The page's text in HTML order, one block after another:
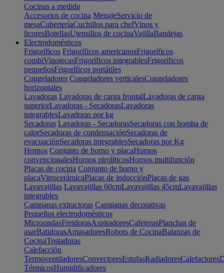
Cocinas a medida
Accesorios de cocina MenajeServicio de
mesaCuberteríaCuchillos para chefVinos y
licoresBotellasUtensilios de cocinaVajillaBandejas
Electrodomésticos
Frigoríficos Frigoríficos americanosFrigoríficos
combiVinotecasFrigoríficos integrablesFrigoríficos
pequeñosFrigoríficos portátiles
Congeladores Congeladores verticalesCongeladores
horizontales
Lavadoras Lavadoras de carga frontalLavadoras de carga
superiorLavadoras - SecadorasLavadoras
integrablesLavadoras por kg
Secadoras Lavadoras - SecadorasSecadoras con bomba de
calorSecadoras de condensaciónSecadoras de
evacuaciónSecadoras integrablesSecadoras por Kg
Hornos Conjunto de horno y placaHornos
convencionalesHornos pirolíticosHornos multifunción
Placas de cocina Conjunto de horno y
placaVitrocerámicaPlacas de inducciónPlacas de gas
Lavavajillas Lavavajillas 60cmLavavajillas 45cmLavavajillas
integrables
Campanas extractoras Campanas decorativas
Pequeños electrodomésticos
MicroondasFreidorasAspiradoresCafeterasPlanchas de
asarBatidorasAmasadoresRobots de CocinaBalanzas de
CocinaTostadoras
Calefacción
TermoventiladoresConvectoresEstufasRadiadoresCalefactores
TérmicosHumidificadores